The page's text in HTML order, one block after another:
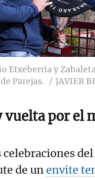
Etxeberria y
Parejas.
JAVIER
vuelta por el
celebraciones
de unenvite